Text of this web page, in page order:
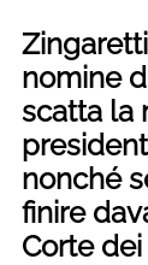
nomine
scatta la
nonché
finire
Corte dei